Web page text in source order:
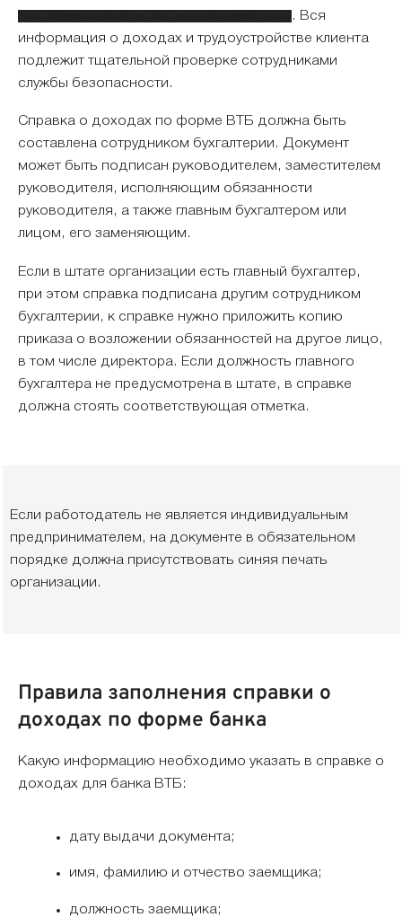
. Вся
информация о доходах и трудоустройстве клиента
подлежит тщательной проверке сотрудниками
службы безопасности.
Справка о доходах по форме ВТБ должна быть
составлена сотрудником бухгалтерии. Документ
может быть подписан руководителем, заместителем
руководителя, исполняющим обязанности
руководителя, а также главным бухгалтером или
лицом, его заменяющим.
Если в штате организации есть главный бухгалтер,
при этом справка подписана другим сотрудником
бухгалтерии, к справке нужно приложить копию
приказа о возложении обязанностей на другое лицо,
в том числе директора. Если должность главного
бухгалтера не предусмотрена в штате, в справке
должна стоять соответствующая отметка.
Если работодатель не является индивидуальным
предпринимателем, на документе в обязательном
порядке должна присутствовать синяя печать
организации.
Правила заполнения справки о
доходах по форме банка
Какую информацию необходимо указать в справке о
доходах для банка ВТБ:
дату выдачи документа;
имя, фамилию и отчество заемщика;
должность заемщика;